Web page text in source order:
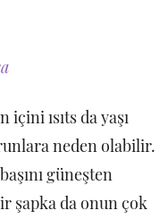
içini ısıts da yaşı
neden olabilir.
güneşten
şapka da onun çok